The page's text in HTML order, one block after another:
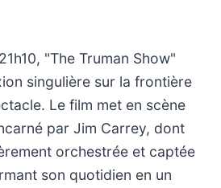
"The Truman Show"
singulière sur la frontière
Le film met en scène
par Jim Carrey, dont
orchestrée et captée
son quotidien en un